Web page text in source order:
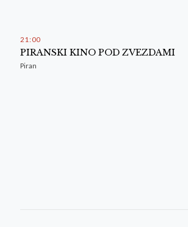
21 : 00
PIRANSKI KINO POD ZVEZDAMI
Piran